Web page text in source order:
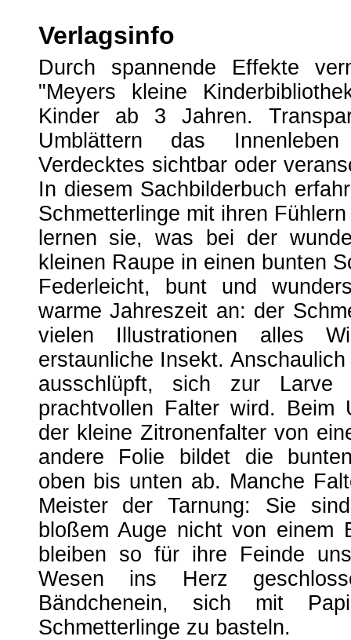
Verlagsinfo
Durch spannende Effekte
"Meyers kleine
Kinder ab 3 Jahren.
Umblättern das
Verdecktes sichtbar oder
In diesem Sachbilderbuch
Schmetterlinge mit ihren
lernen sie, was bei der
kleinen Raupe in einen bunten
Federleicht, bunt und
warme Jahreszeit an: der
vielen Illustrationen alles
erstaunliche Insekt.
ausschlüpft, sich zur
prachtvollen Falter wird. Beim
der kleine Zitronenfalter von
andere Folie bildet die
oben bis unten ab. Manche
Meister der Tarnung: Sie
bloßem Auge nicht von einem
bleiben so für ihre Feinde
Wesen ins Herz
Bändchenein, sich mit
Schmetterlinge zu basteln.